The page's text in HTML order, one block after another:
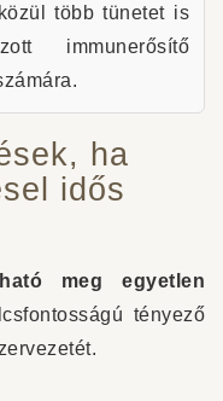
több tünetet is
immunerősítő
ha
idős
meg egyetlen
tényező